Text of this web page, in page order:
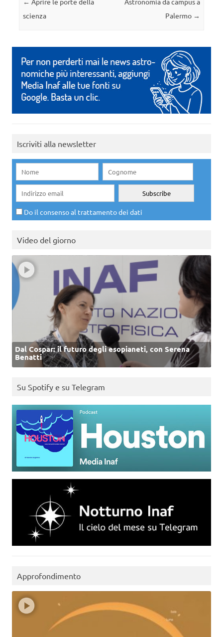
scienza
Palermo →
Iscriviti alla newsletter
Do il consenso al trattamento dei dati
Video del giorno
Dal Cospar: il futuro degli esopianeti, con Serena
Benatti
Su Spotify e su Telegram
Approfondimento